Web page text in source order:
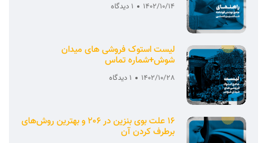
1402/10/14 1 دیدگاه
لیست استوک فروشی های میدان
شوش+شماره تماس
1402/10/28 1 دیدگاه
16 علت بوی بنزین در 206 و بهترین روش‌های
برطرف کردن آن